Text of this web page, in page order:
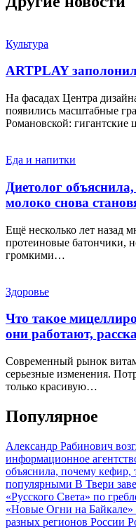
Культура
ARTPLAY
На фасадах Центра
появились масштабные
Романовской: гигантские
Еда и напитки
Диетолог
молоко снова
Ещё несколько лет назад
протеиновые батончики,
громкими…
Здоровье
Что такое
они работают,
Современный рынок
серьезные изменения.
только красивую…
Популярное
Александр Рабинович
информационное
объяснила, почему кефир,
популярными В Твери
«Русского Света» по
«Новые Огни на Байкале»
разных регионов России